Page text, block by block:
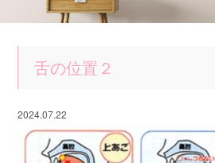
舌の位置２
2024.07.22